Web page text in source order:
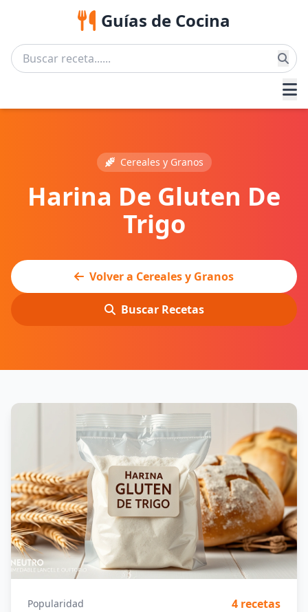
Guías de Cocina
Cereales y Granos
Harina De Gluten De
Trigo
Volver a Cereales y Granos
Buscar Recetas
Popularidad 4 recetas